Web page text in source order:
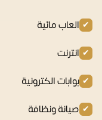
العاب مائية
انترنت
بوابات الكترونية
صيانة ونظافة